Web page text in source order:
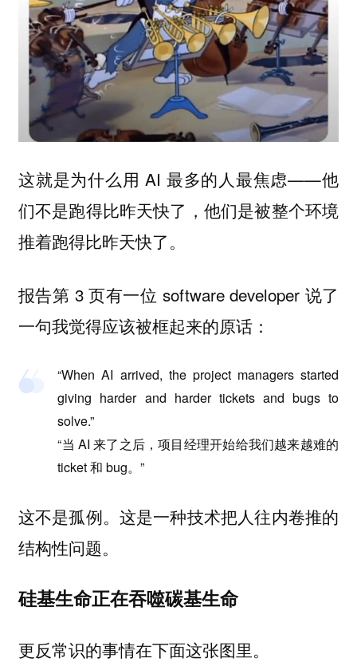
这就是为什么用 AI 最多的人最焦虑——他
们不是跑得比昨天快了，他们是被整个环境
推着跑得比昨天快了。
报告第 3 页有一位 software developer 说了
一句我觉得应该被框起来的原话：
“When AI arrived, the project managers started
giving harder and harder tickets and bugs to
solve.”
“当 AI 来了之后，项目经理开始给我们越来越难的
ticket 和 bug。”
这不是孤例。这是一种技术把人往内卷推的
结构性问题。
硅基生命正在吞噬碳基生命
更反常识的事情在下面这张图里。